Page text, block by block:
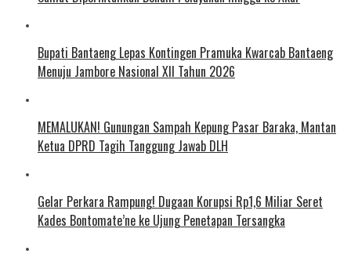
Bupati Bantaeng Lepas Kontingen Pramuka Kwarcab Bantaeng
Menuju Jambore Nasional XII Tahun 2026
MEMALUKAN! Gunungan Sampah Kepung Pasar Baraka, Mantan
Ketua DPRD Tagih Tanggung Jawab DLH
Gelar Perkara Rampung! Dugaan Korupsi Rp1,6 Miliar Seret
Kades Bontomate’ne ke Ujung Penetapan Tersangka